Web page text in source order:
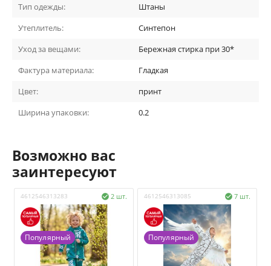
Тип одежды:
Штаны
Утеплитель:
Синтепон
Уход за вещами:
Бережная стирка при 30*
Фактура материала:
Гладкая
Цвет:
принт
Ширина упаковки:
0.2
Возможно вас
заинтересуют
4612546313283 2 шт.

Популярный
4612546313085 7 шт.

Популярный